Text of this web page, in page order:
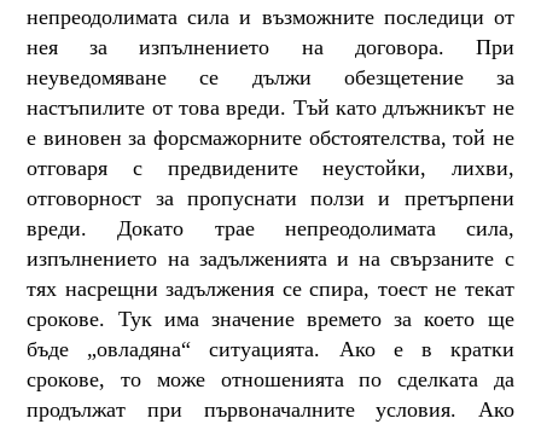
непреодолимата сила и възможните последици от
нея за изпълнението на договора. При
неуведомяване се дължи обезщетение за
настъпилите от това вреди. Тъй като длъжникът не
е виновен за форсмажорните обстоятелства, той не
отговаря с предвидените неустойки, лихви,
отговорност за пропуснати ползи и претърпени
вреди. Докато трае непреодолимата сила,
изпълнението на задълженията и на свързаните с
тях насрещни задължения се спира, тоест не текат
срокове. Тук има значение времето за което ще
бъде „овладяна“ ситуацията. Ако е в кратки
срокове, то може отношенията по сделката да
продължат при първоначалните условия. Ако